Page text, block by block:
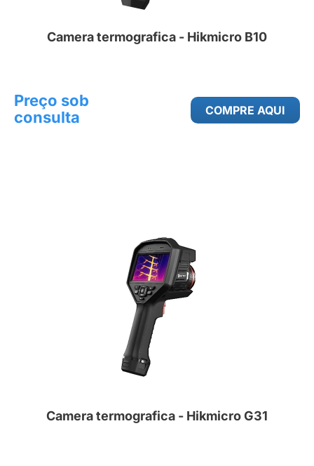
Camera termografica - Hikmicro B10
Preço sob
consulta
COMPRE AQUI
Camera termografica - Hikmicro G31